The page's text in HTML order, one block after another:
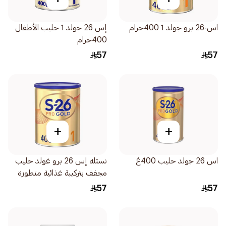
اس-26 برو جولد 1 400جرام
57
إس 26 جولد 1 حليب الأطفال
400جرام
57
+
اس 26 جولد حليب 400غ
57
+
نستله إس 26 برو غولد حليب
مجفف بتركيبة غذائية متطورة
400جرام
57